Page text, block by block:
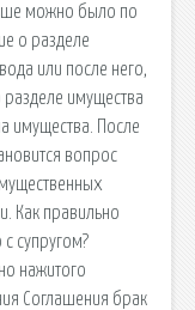
можно было по
о разделе
или после него,
имущества
имущества. После
вопрос
Как правильно
супругом?
нажитого
Соглашения брак